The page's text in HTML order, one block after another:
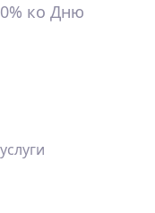
ко Дню